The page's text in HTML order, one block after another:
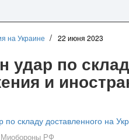
на Украине 22 июня 2023
удар по
и
РФ